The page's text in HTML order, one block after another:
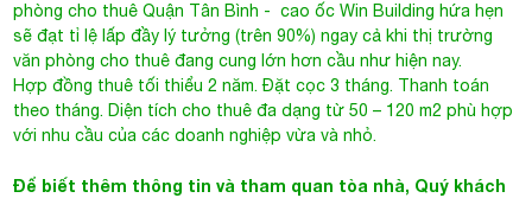
phòng cho thuê Quận Tân Bình - cao ốcWin Building hứa hẹn
sẽ đạt tỉ lệ lấp đầy lý tưởng (trên 90%) ngay cả khi thị trường
văn phòng cho thuê đang cung lớn hơn cầu như hiện nay.
Hợp đồng thuê tối thiểu 2 năm. Đặt cọc 3 tháng. Thanh toán
theo tháng. Diện tích cho thuê đa dạng từ 50 – 120 m2 phù hợp
với nhu cầu của các doanh nghiệp vừa và nhỏ.
Để biết thêm thông tin và tham quan tòa nhà, Quý khách